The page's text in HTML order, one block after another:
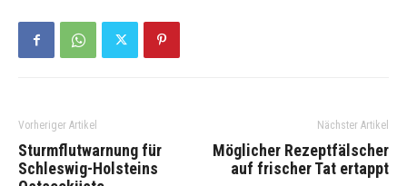
Vorheriger Artikel
Sturmflutwarnung für
Schleswig-Holsteins
Nächster Artikel
Möglicher Rezeptfälscher
auf frischer Tat ertappt